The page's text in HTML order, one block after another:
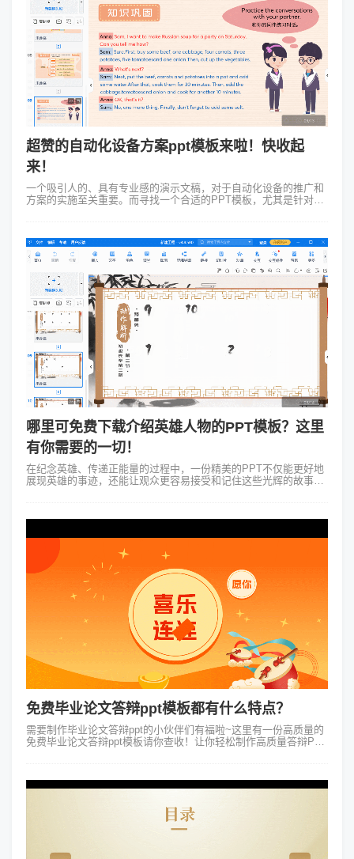
超赞的自动化设备方案ppt模板来啦！快收起
来！
一个吸引人的、具有专业感的演示文稿，对于自动化设备的推广和
方案的实施至关重要。而寻找一个合适的PPT模板，尤其是针对自
哪里可免费下载介绍英雄人物的PPT模板？这里
有你需要的一切！
在纪念英雄、传递正能量的过程中，一份精美的PPT不仅能更好地
展现英雄的事迹，还能让观众更容易接受和记住这些光辉的故事。
免费毕业论文答辩ppt模板都有什么特点？
需要制作毕业论文答辩ppt的小伙伴们有福啦~这里有一份高质量的
免费毕业论文答辩ppt模板请你查收！让你轻松制作高质量答辩PPT